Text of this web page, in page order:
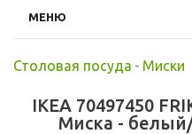
МЕНЮ
Столовая посуда - Миски
IKEA 70497450
Миска - белый/